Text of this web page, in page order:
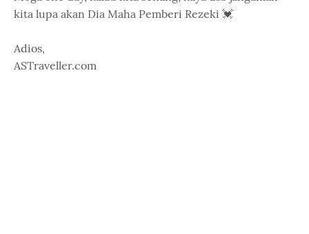
kita lupa akan Dia Maha Pemberi Rezeki 💓
Adios,
ASTraveller.com